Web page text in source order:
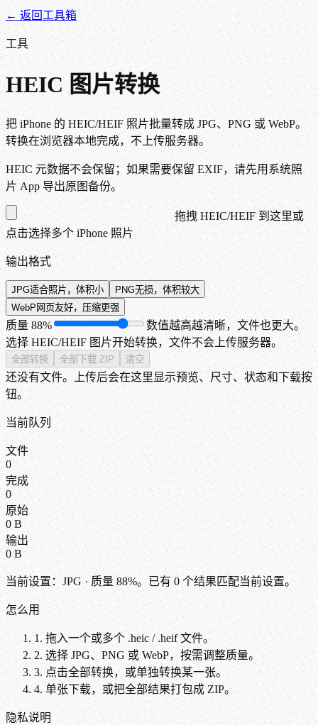
← 返回工具箱
工具
HEIC 图片转换
把 iPhone 的 HEIC/HEIF 照片批量转成 JPG、PNG 或 WebP。
转换在浏览器本地完成，不上传服务器。
HEIC 元数据不会保留；如果需要保留 EXIF，请先用系统照
片 App 导出原图备份。
拖拽 HEIC/HEIF 到这里或
点击选择多个 iPhone 照片
输出格式
JPG适合照片，体积小 PNG无损，体积较大
WebP 网页友好，压缩更强
质量88%
数值越高越清晰，文件也更大。
选择 HEIC/HEIF 图片开始转换，文件不会上传服务器。
全部转换 全部下载 ZIP 清空
还没有文件。上传后会在这里显示预览、尺寸、状态和下载按
钮。
当前队列
文件
0
完成
0
原始
0 B
输出
0 B
当前设置：JPG· 质量 88%。已有0个结果匹配当前设置。
怎么用
1. 拖入一个或多个 .heic / .heif 文件。
2. 选择 JPG、PNG 或 WebP，按需调整质量。
3. 点击全部转换，或单独转换某一张。
4. 单张下载，或把全部结果打包成 ZIP。
隐私说明